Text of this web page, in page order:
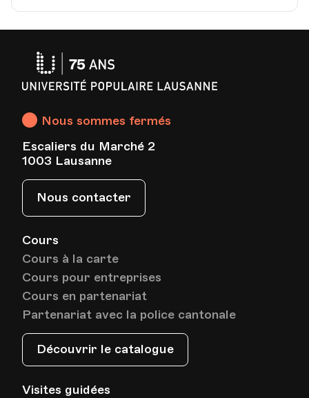
Cours
Cours à la carte
Cours pour entreprises
Cours en partenariat
Partenariat avec la police cantonale
Découvrir le catalogue
Visites guidées
Nous sommes fermés
Escaliers du Marché 2
1003 Lausanne
Nous contacter